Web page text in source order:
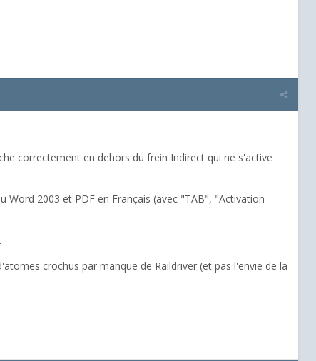
correctement en dehors du frein Indirect qui ne s'active
2003 et PDF en Français (avec "TAB", "Activation
crochus par manque de Raildriver (et pas l'envie de la